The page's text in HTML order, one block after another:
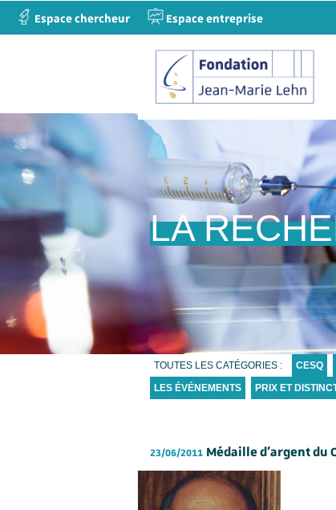
Espace chercheur Espace entreprise
LA
TOUTES LES CATÉGORIES : CESQ
LES ÉVÉNEMENTS
PRIX ET
23/06/2011 Médaille d’argent du